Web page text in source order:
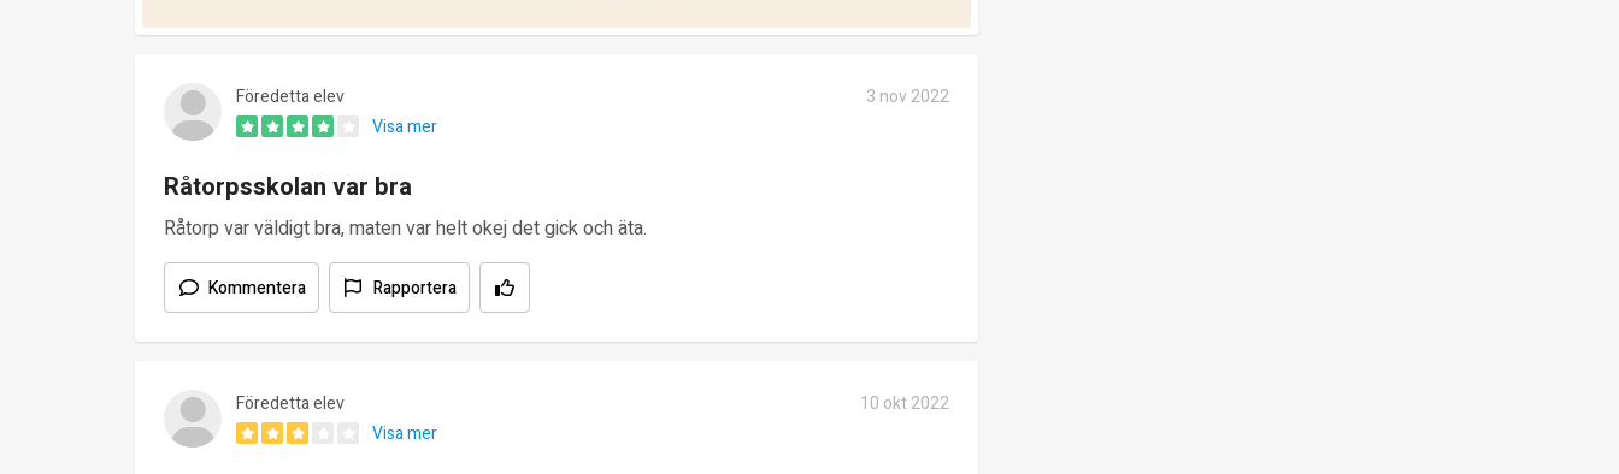
Föredetta elev
3 nov 2022
Visa mer
Råtorpsskolan var bra
Råtorp var väldigt bra, maten var helt okej det gick och äta.
Kommentera Rapportera
Föredetta elev
10 okt 2022
Visa mer